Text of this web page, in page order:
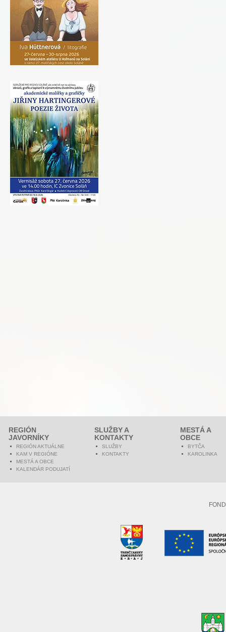
REGIÓN
JAVORNÍKY
REGIÓN AKTUÁLNE
KAM V REGIÓNE
MESTÁ A OBCE
KALENDÁR PODUJATÍ
SLUŽBY A
KONTAKTY
SLUŽBY
KONTAKTY
MESTÁ A
OBCE
BYTČA
KAROLINKA